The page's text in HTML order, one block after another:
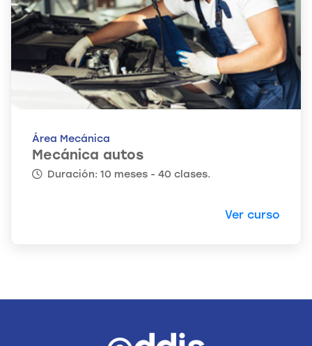
Área Mecánica
Mecánica autos
Duración: 10 meses - 40 clases.
Ver curso